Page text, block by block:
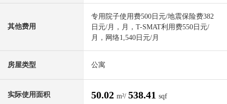
其他费用
专用院子使用费500日元/地震保险费382
日元/月，月，T-SMAT利用费550日元/
月，网络1,540日元/月
房屋类型 公寓
实际使用面积 50.02 m²/ 538.41 sqf